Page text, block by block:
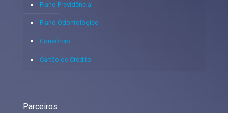
Plano Previdência
Plano Odontológico
Consórcio
Cartão de Crédito
Parceiros